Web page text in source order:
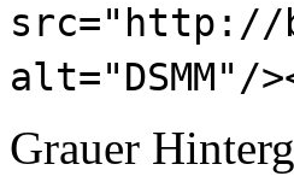
src="http://
alt="DSMM"/
Grauer